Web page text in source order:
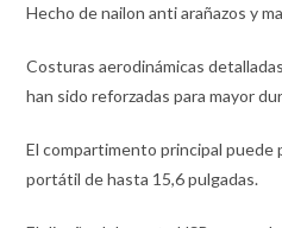
Hecho de nailon anti arañazos y
Costuras aerodinámicas
han sido reforzadas para mayor
El compartimento principal
portátil de hasta 15,6 pulgadas.